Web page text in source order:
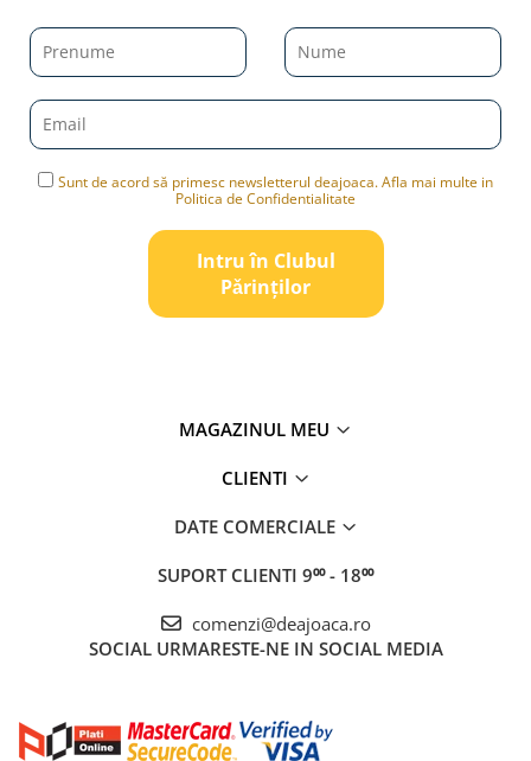
Sunt de acord să primesc newsletterul deajoaca. Afla mai multe in
Politica de Confidentialitate
Intru în Clubul
Pǎrinților
MAGAZINUL MEU
CLIENTI
DATE COMERCIALE
SUPORT CLIENTI 9⁰⁰ - 18⁰⁰
comenzi@deajoaca.ro
SOCIAL URMARESTE-NE IN SOCIAL MEDIA